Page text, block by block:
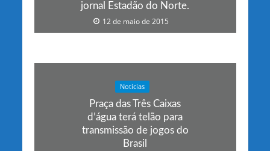
jornal Estadão do Norte.
12 de maio de 2015
Noticias
Praça das Três Caixas
d’água terá telão para
transmissão de jogos do
Brasil